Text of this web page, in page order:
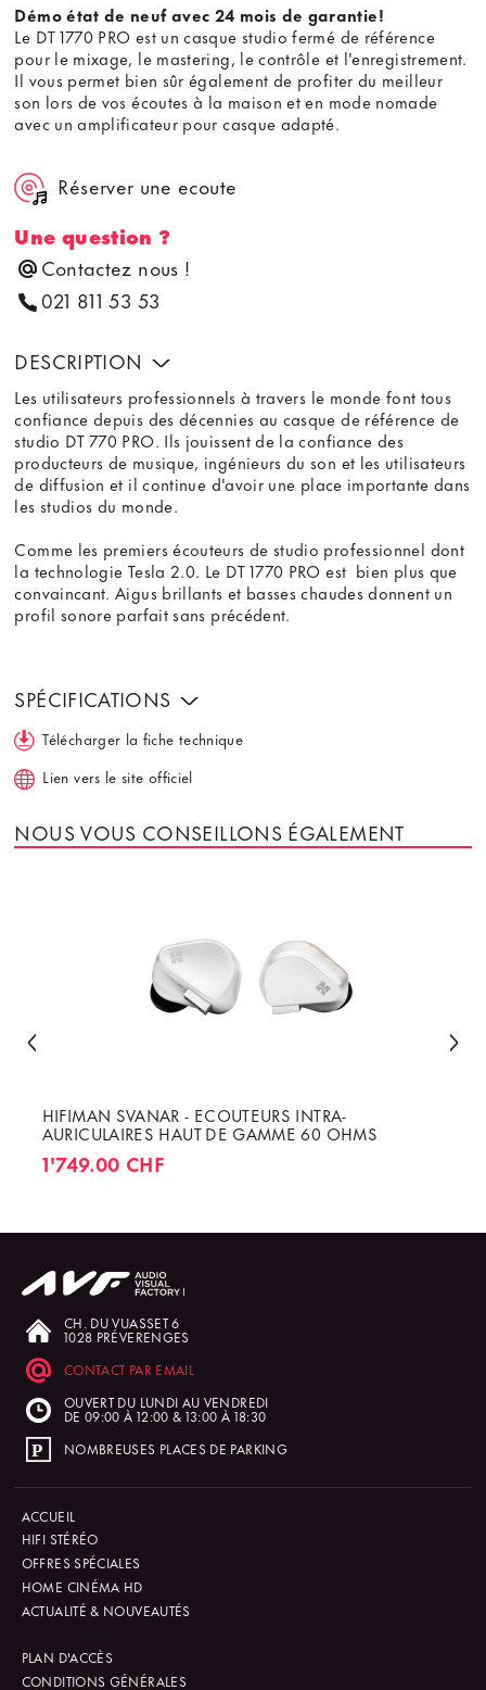
Démo état de neuf avec 24 mois de garantie!
Le DT 1770 PRO est un casque studio fermé de référence
pour le mixage, le mastering, le contrôle et l'enregistrement.
Il vous permet bien sûr également de profiter du meilleur
son lors de vos écoutes à la maison et en mode nomade
avec un amplificateur pour casque adapté.
Réserver une ecoute
Une question ?
Contactez nous !
021 811 53 53
DESCRIPTION
Les utilisateurs professionnels à travers le monde font tous
confiance depuis des décennies au casque de référence de
studio DT 770 PRO. Ils jouissent de la confiance des
producteurs de musique, ingénieurs du son et les utilisateurs
de diffusion et il continue d'avoir une place importante dans
les studios du monde.
Comme les premiers écouteurs de studio professionnel dont
la technologie Tesla 2.0. Le DT 1770 PRO est bien plus que
convaincant. Aigus brillants et basses chaudes donnent un
profil sonore parfait sans précédent.
SPÉCIFICATIONS
Télécharger la fiche technique
Lien vers le site officiel
NOUS VOUS CONSEILLONS ÉGALEMENT
HIFIMAN SVANAR - ECOUTEURS INTRA-
AURICULAIRES HAUT DE GAMME 60 OHMS
1'749.00 CHF
CH. DU VUASSET 6
1028 PRÉVERENGES
CONTACT PAR EMAIL
OUVERT DU LUNDI AU VENDREDI
DE 09:00 À 12:00 & 13:00 À 18:30
NOMBREUSES PLACES DE PARKING
ACCUEIL
HIFI STÉRÉO
OFFRES SPÉCIALES
HOME CINÉMA HD
ACTUALITÉ & NOUVEAUTÉS
PLAN D'ACCÈS
CONDITIONS GÉNÉRALES